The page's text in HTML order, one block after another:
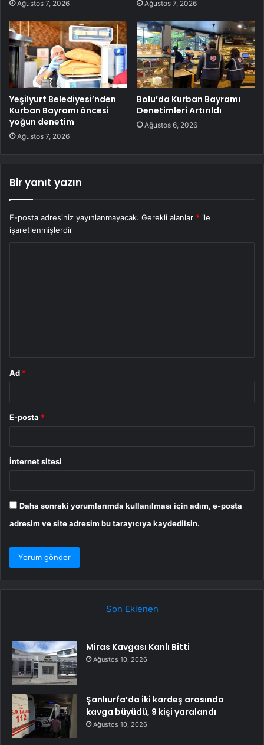
Ağustos 7, 2026 Ağustos 7, 2026
Yeşilyurt Belediyesi’nden
Kurban Bayramı öncesi
yoğun denetim
Ağustos 7, 2026
Bolu’da Kurban Bayramı
Denetimleri Artırıldı
Ağustos 6, 2026
Bir yanıt yazın
E-posta adresiniz yayınlanmayacak. Gerekli alanlar * ile
işaretlenmişlerdir
Ad *
E-posta *
İnternet sitesi
Daha sonraki yorumlarımda kullanılması için adım, e-posta
adresim ve site adresim bu tarayıcıya kaydedilsin.
Son Eklenen
Miras Kavgası Kanlı Bitti
Ağustos 10, 2026
Şanlıurfa’da iki kardeş arasında
kavga büyüdü, 9 kişi yaralandı
Ağustos 10, 2026